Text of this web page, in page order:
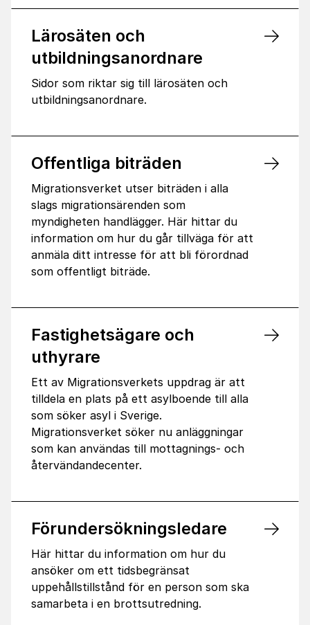
Lärosäten och
utbildningsanordnare
Sidor som riktar sig till lärosäten och
utbildningsanordnare.
Offentliga biträden
Migrationsverket utser biträden i alla
slags migrationsärenden som
myndigheten handlägger. Här hittar du
information om hur du går tillväga för att
anmäla ditt intresse för att bli förordnad
som offentligt biträde.
Fastighetsägare och
uthyrare
Ett av Migrationsverkets uppdrag är att
tilldela en plats på ett asylboende till alla
som söker asyl i Sverige.
Migrationsverket söker nu anläggningar
som kan användas till mottagnings- och
återvändandecenter.
Förundersökningsledare
Här hittar du information om hur du
ansöker om ett tidsbegränsat
uppehållstillstånd för en person som ska
samarbeta i en brottsutredning.